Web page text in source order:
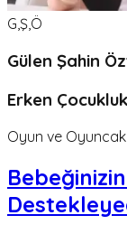
G,Ş,Ö
Gülen Şahin
Erken
Oyun ve Oyuncak